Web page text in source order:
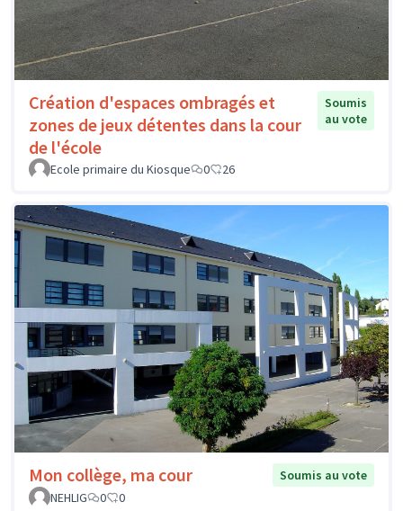
Création d'espaces ombragés et
zones de jeux détentes dans la cour
de l'école
Soumis
au vote
Ecole primaire du Kiosque 0 26
Mon collège, ma cour
Soumis au vote
NEHLIG
0 0